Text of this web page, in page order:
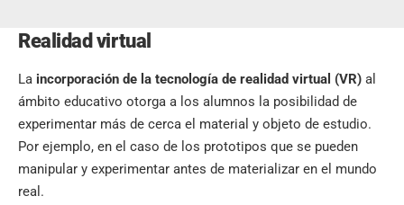
Realidad virtual
La incorporación de la tecnología de realidad virtual (VR) al
ámbito educativo otorga a los alumnos la posibilidad de
experimentar más de cerca el material y objeto de estudio.
Por ejemplo, en el caso de los prototipos que se pueden
manipular y experimentar antes de materializar en el mundo
real.